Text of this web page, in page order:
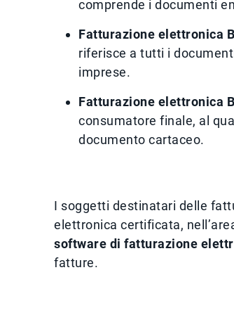
comprende i documenti
Fatturazione elettronica
riferisce a tutti i
imprese.
Fatturazione elettronica
consumatore finale, al
documento cartaceo.
I soggetti destinatari delle
elettronica certificata,
software di fatturazione
fatture.